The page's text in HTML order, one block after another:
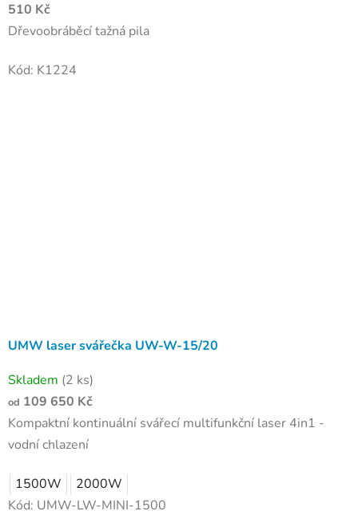
510 Kč
Dřevoobráběcí tažná pila
Kód: K1224
UMW laser svářečka UW-W-15/20
Skladem (2 ks)
od 109 650 Kč
Kompaktní kontinuální svářecí multifunkční laser 4in1 -
vodní chlazení
1500W
2000W
Kód: UMW-LW-MINI-1500